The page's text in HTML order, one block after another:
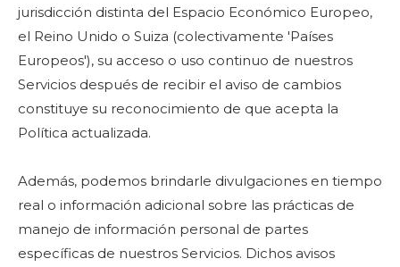
jurisdicción distinta del Espacio Económico Europeo,
el Reino Unido o Suiza (colectivamente 'Países
Europeos'), su acceso o uso continuo de nuestros
Servicios después de recibir el aviso de cambios
constituye su reconocimiento de que acepta la
Política actualizada.
Además, podemos brindarle divulgaciones en tiempo
real o información adicional sobre las prácticas de
manejo de información personal de partes
específicas de nuestros Servicios. Dichos avisos